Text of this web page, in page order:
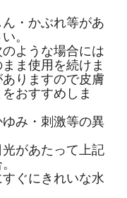
・かぶれ等があ
。
ような場合には
ま使用を続けま
りますので皮膚
おすすめしま
み・刺激等の異
があたって上記
ぐにきれいな水